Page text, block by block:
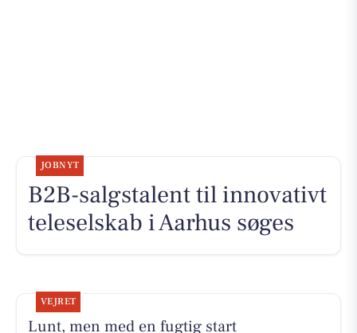
JOBNYT
B2B-salgstalent til innovativt
teleselskab i Aarhus søges
VEJRET
Lunt, men med en fugtig start